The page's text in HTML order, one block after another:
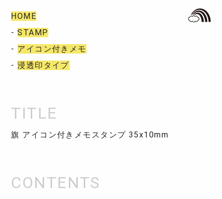
HOME
-STAMP
- アイコン付きメモ
-浸透印タイプ
旗 アイコン付きメモスタンプ 35x10mm